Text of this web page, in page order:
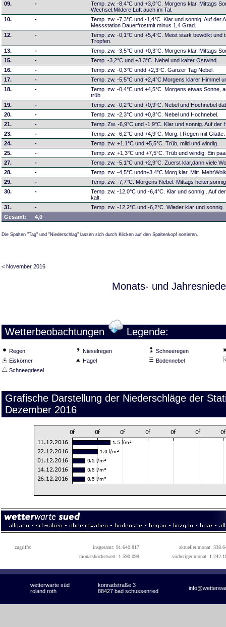
09.
-
Temp. zw. -8,4°C und +3,0°C. Morgens klar. Mittags
Wechsel.Mildere Luft auch im Tal.
10.
-
Temp. zw. -7,3°C und -1,4°C. Klar und sonnig. Auf der
Messstation Dauerfrostmit minus 1,4 Grad.
12.
-
Temp. zw. -0,1°C und +5,4°C. Meist stark bewölkt und
Tropfen.
13.
-
Temp. zw. -3,5°C und +0,3°C. Morgens klar. Mittags
15.
-
Temp. -3,2°C und +3,3°C. Nebel und kalter Ostwind.
16.
-
Temp. zw. -0,3°C undd +2,3°C. Ganzer Tag Nebel.
17.
-
Temp. zw. -5,5°C und +2,4°C.Morgens klarer Himmel
18.
-
Temp. zw. -0,4°C und +4,5°C. Morgens etwas Sonne,
trüb.
19.
-
Temp. zw. -0,2°C und +0,9°C. Nebel und Hochnebel
20.
-
Temp. zw. -2,3°C und +0,8°C. Nebel und Hochnebel.
21.
-
Temp. Zw. -6,9°C und -1,9°C. Klar und sonnig. Auf der
23.
-
Temp. zw. -6,2°C und +4,9°C. Morg. l.Regen mit
24.
-
Temp. zw. +1,1°C und +5,5°C. Trüb, mild und windig.
25.
-
Temp. zw. +1,3°C und +7,5°C. Trüb und windig. Ein
27.
-
Temp. zw. -5,1°C und +2,9°C. Zuerst klar,dann viele
28.
-
Temp. zw. -4,5°C undn+3,4°C.Morg.klar. Mitt.
29.
-
Temp. zw. -7,7°C. Morgens Nebel. Mittags
30.
-
Temp. zw. -12,0°C und -6,4°C. Klar und sonnig . Auf
kalt.
31.
-
Temp. zw. -12,2°C und -6,2°C. Wieder klar und sonnig.
Gesamt:
4,0
Die Spalten "Tag" und "Niederschlag" lassen sich durch Klicken auf den Spaltenkopf sortieren.
< November 2016
Monats- und
Wetterbeobachtungen Legende:
Regen Nieselregen
Schneeregen
Eiskörner
Hagel
Bodennebel
Schneegriesel
Grafische Darstellung der Niederschläge der
Dezember 2016
zugriffe: insgesamt: 91.640.817
aktueller monat:
monatshöchstwert: 1.590.099
vorheriger monat:
wetterwarte süd konradstraße 3
roland roth 88427 bad schussenried